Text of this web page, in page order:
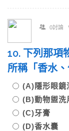
0討論
10. 下列那項
所稱「香水
(A)隱形眼鏡
(B)動物盥洗
(C)牙膏
(D)香水囊